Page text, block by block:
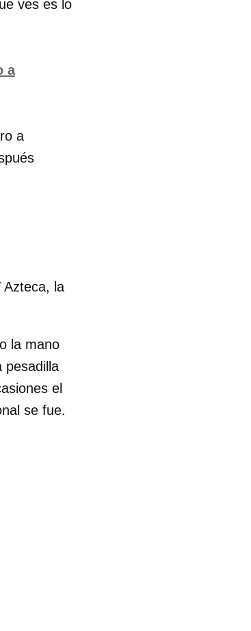
ves es lo
a
a
Azteca, la
la mano
pesadilla
el
se fue.